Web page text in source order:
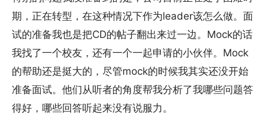
期，正在转型，在这种情况下作为leader该怎么做。面
试的准备我也是把CD的帖子翻出来过一边。Mock的话
我找了一个校友，还有一个一起申请的小伙伴。Mock
的帮助还是挺大的，尽管mock的时候我其实还没开始
准备面试。他们从听者的角度帮我分析了我哪些问题答
得好，哪些回答听起来没有说服力。